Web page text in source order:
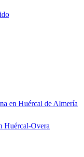
en Huércal de Almería
Huércal-Overa